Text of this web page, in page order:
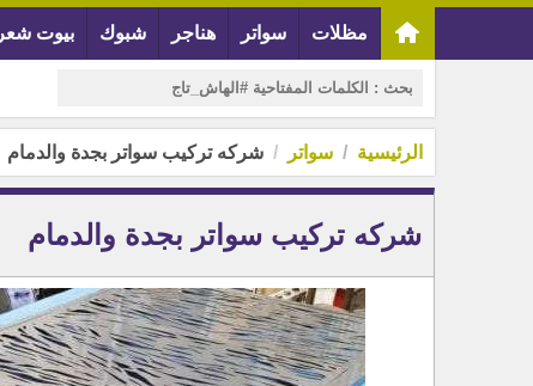
مظلات سواتر هناجر شبوك بيوت شعر
الرئيسية سواتر شركه تركيب سواتر بجدة والدمام
شركه تركيب سواتر بجدة والدمام